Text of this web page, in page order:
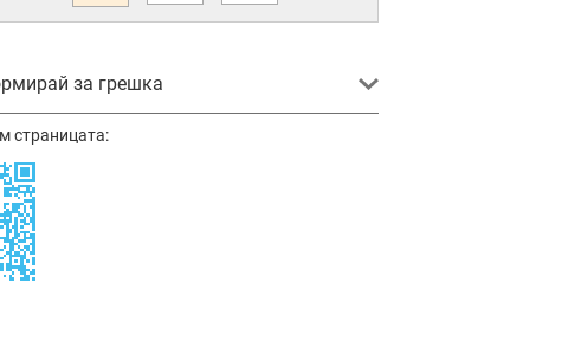
за грешка
страницата: